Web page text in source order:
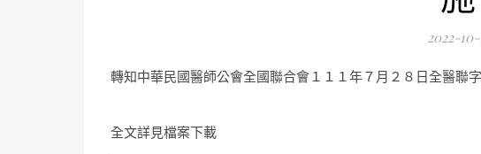
2022-10-
轉知中華民國醫師公會全國聯合會１１１年７月２８日全醫聯
全文詳見檔案下載